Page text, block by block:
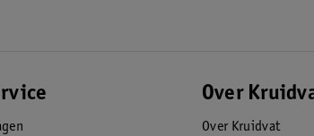
Over
Over Kruidvat